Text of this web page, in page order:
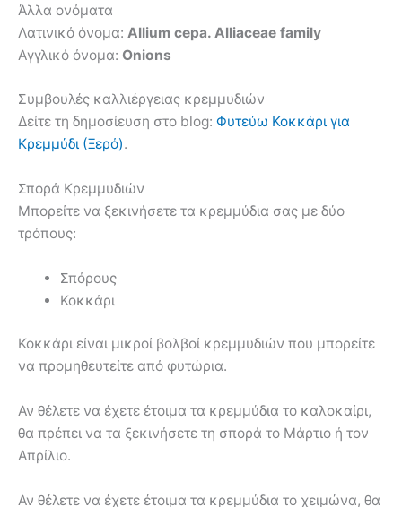
Άλλα ονόματα
Λατινικό όνομα: Allium cepa. Alliaceae family
Αγγλικό όνομα: Onions
Συμβουλές καλλιέργειας κρεμμυδιών
Δείτε τη δημοσίευση στο blog: Φυτεύω Κοκκάρι για
Κρεμμύδι (Ξερό).
Σπορά Κρεμμυδιών
Μπορείτε να ξεκινήσετε τα κρεμμύδια σας με δύο
τρόπους:
Σπόρους
Κοκκάρι
Κοκκάρι είναι μικροί βολβοί κρεμμυδιών που μπορείτε
να προμηθευτείτε από φυτώρια.
Αν θέλετε να έχετε έτοιμα τα κρεμμύδια το καλοκαίρι,
θα πρέπει να τα ξεκινήσετε τη σπορά το Μάρτιο ή τον
Απρίλιο.
Αν θέλετε να έχετε έτοιμα τα κρεμμύδια το χειμώνα, θα